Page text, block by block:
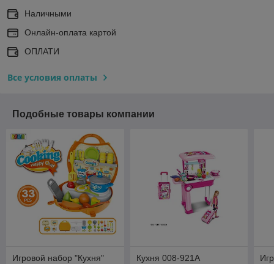
Наличными
Онлайн-оплата картой
ОПЛАТИ
Все условия оплаты
Подобные товары компании
Игровой набор "Кухня"
Кухня 008-921А